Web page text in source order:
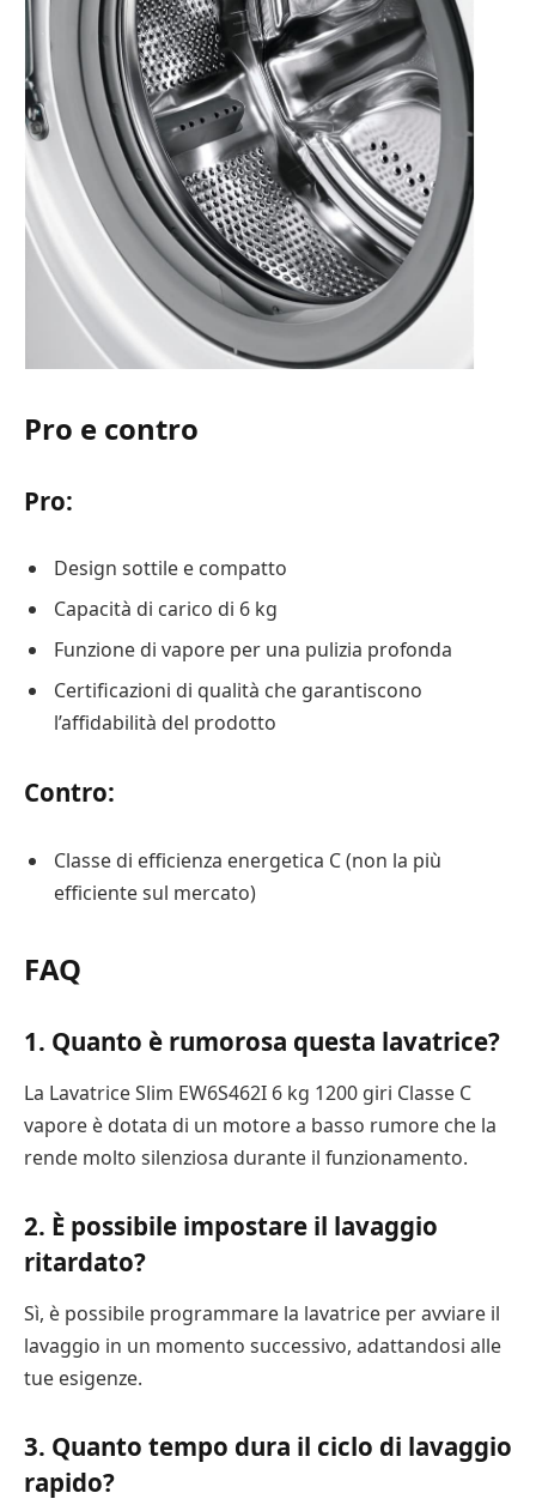
Pro e contro
Pro:
Design sottile e compatto
Capacità di carico di 6 kg
Funzione di vapore per una pulizia profonda
Certificazioni di qualità che garantiscono
l’affidabilità del prodotto
Contro:
Classe di efficienza energetica C (non la più
efficiente sul mercato)
FAQ
1. Quanto è rumorosa questa lavatrice?
La Lavatrice Slim EW6S462I 6 kg 1200 giri Classe C
vapore è dotata di un motore a basso rumore che la
rende molto silenziosa durante il funzionamento.
2. È possibile impostare il lavaggio
ritardato?
Sì, è possibile programmare la lavatrice per avviare il
lavaggio in un momento successivo, adattandosi alle
tue esigenze.
3. Quanto tempo dura il ciclo di lavaggio
rapido?